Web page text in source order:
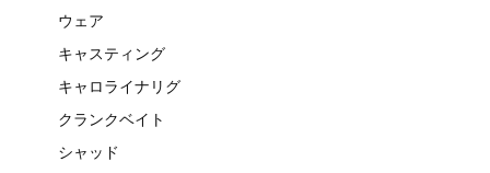
ウェア
キャスティング
キャロライナリグ
クランクベイト
シャッド